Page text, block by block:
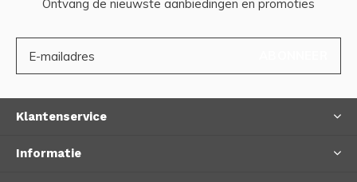
Ontvang de nieuwste aanbiedingen en promoties
Klantenservice
Informatie